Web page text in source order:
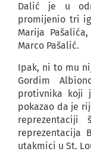
Dalić je u
promijenio tri
Marija
Marco Pašalić.
Ipak, ni to mu
Gordim
protivnika koji
pokazao da je
reprezentacija
utakmici u St.